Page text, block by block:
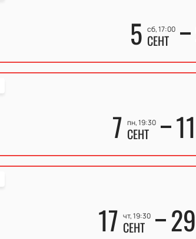
5 сб, 17:00
СЕНТ
7 пн, 19:30
СЕНТ 11
17 чт, 19:30
СЕНТ 29